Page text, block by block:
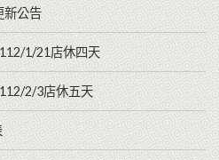
新公告
1/21店休四天
2/3店休五天